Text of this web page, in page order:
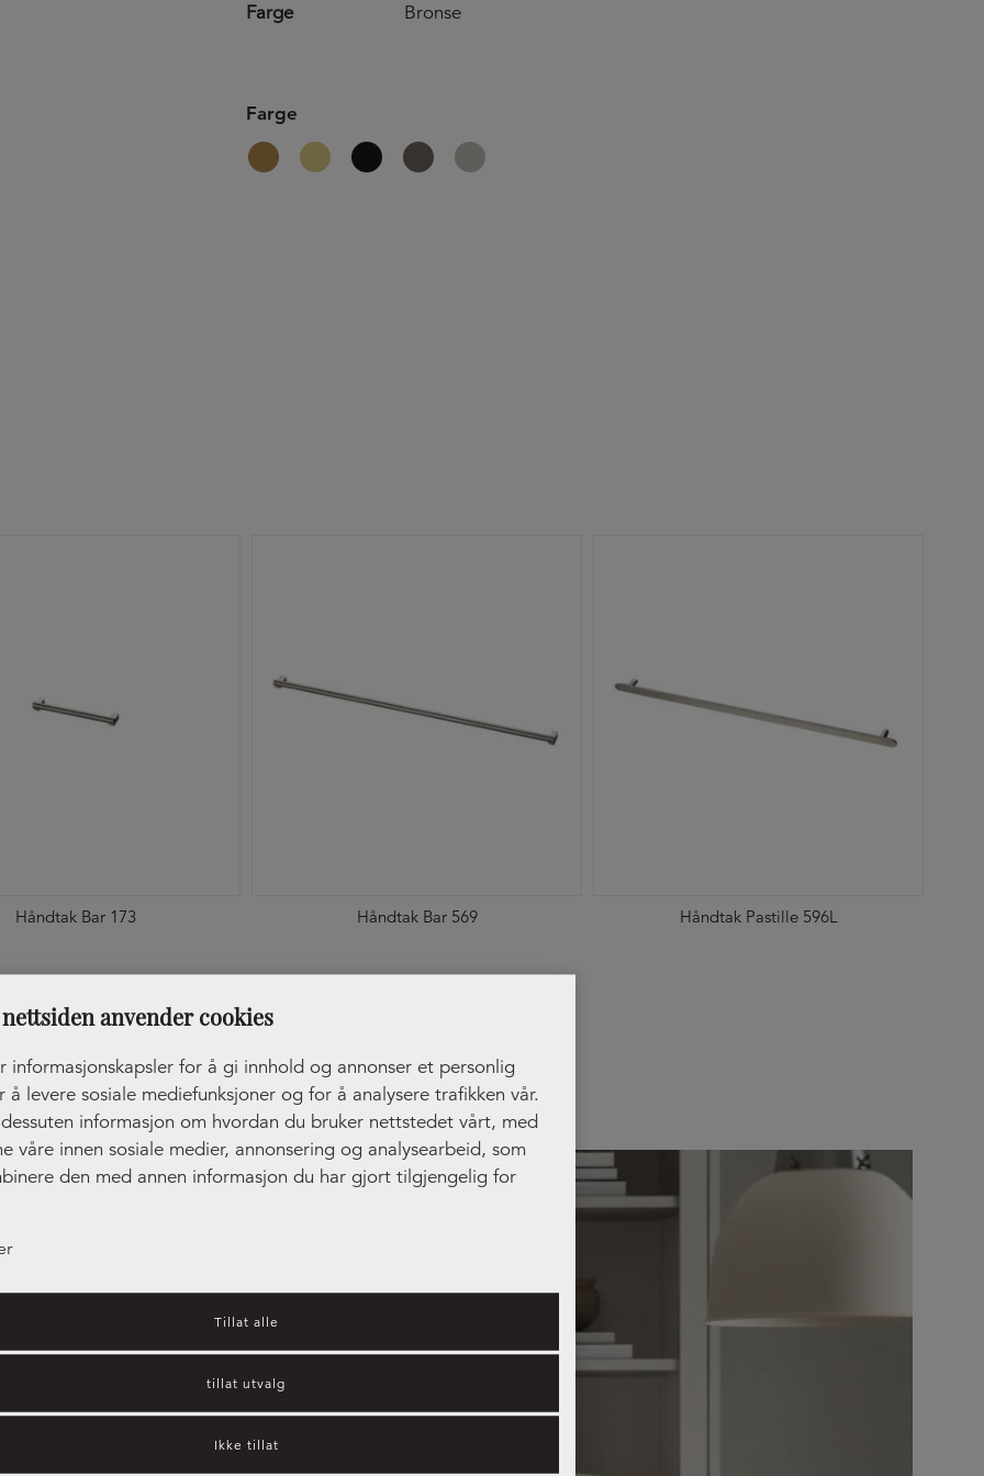
anvender cookies
informasjonskapsler for å gi innhold og annonser et personlig
å levere sosiale mediefunksjoner og for å analysere trafikken vår.
informasjon om hvordan du bruker nettstedet vårt, med
våre innen sosiale medier, annonsering og analysearbeid, som
den med annen informasjon du har gjort tilgjengelig for
Tillat alle
tillat utvalg
Ikke tillat
Farge Bronse
Farge
Håndtak Bar 173 Håndtak Bar 569 Håndtak Pastille 596L
Kjøkkeninspirasjon – hvilket